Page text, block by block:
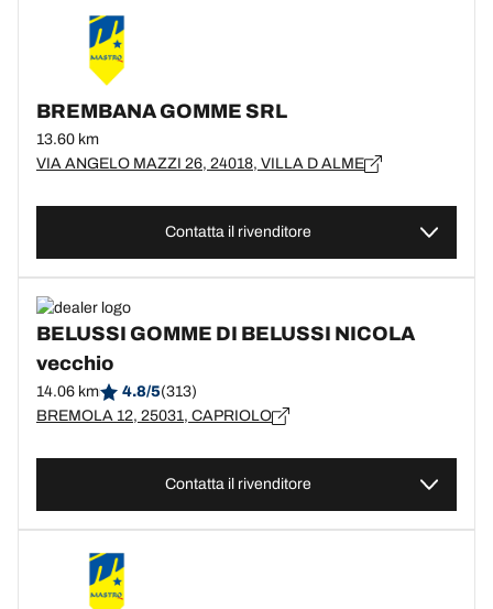
BREMBANA GOMME SRL
13.60 km
VIA ANGELO MAZZI 26, 24018, VILLA D ALME
Contatta il rivenditore
BELUSSI GOMME DI BELUSSI NICOLA
vecchio
14.06 km 4.8/5(313)
BREMOLA 12, 25031, CAPRIOLO
Contatta il rivenditore